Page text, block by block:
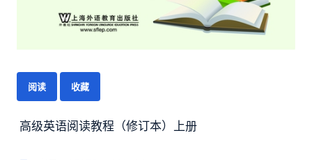
阅读 收藏
高级英语阅读教程（修订本）上册